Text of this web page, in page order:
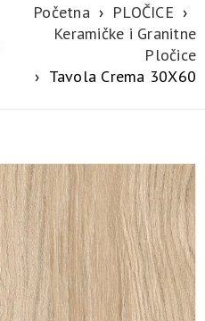
Početna › PLOČICE ›
Keramičke i Granitne
Pločice
› Tavola Crema 30X60